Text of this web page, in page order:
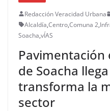
Redacción Veracidad Urbana
Alcaldía,Centro,Comuna 2,
Soacha,vÍAS
Pavimentación
de Soacha
transforma la
sector